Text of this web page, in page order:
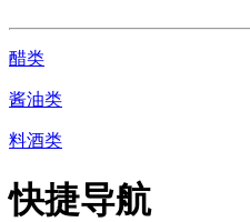
醋类
酱油类
料酒类
快捷导航